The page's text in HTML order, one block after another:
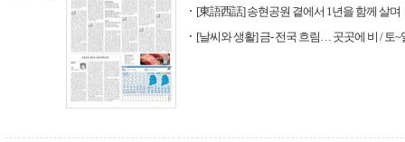
[東語西話] 송현공원 곁에서 1년을 함께 살며
[날씨와 생활] 금- 전국 흐림… 곳곳에 비 / 토~